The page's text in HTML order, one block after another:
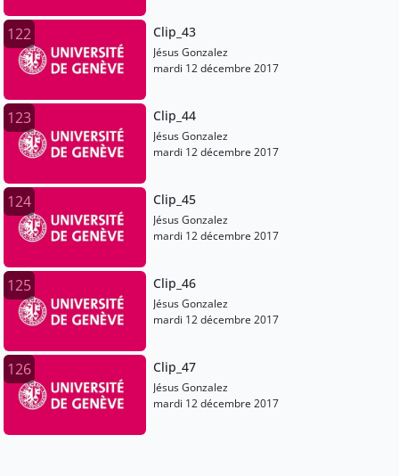
122 Clip_43
Jésus Gonzalez
mardi 12 décembre 2017
123 Clip_44
Jésus Gonzalez
mardi 12 décembre 2017
124 Clip_45
Jésus Gonzalez
mardi 12 décembre 2017
125 Clip_46
Jésus Gonzalez
mardi 12 décembre 2017
126 Clip_47
Jésus Gonzalez
mardi 12 décembre 2017